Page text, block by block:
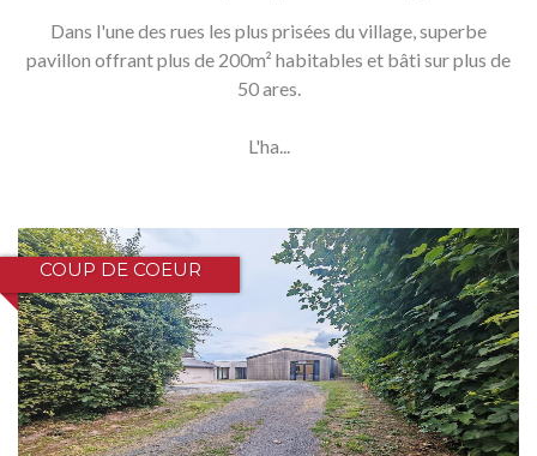
Dans l'une des rues les plus prisées du village, superbe
pavillon offrant plus de 200m² habitables et bâti sur plus de
50 ares.
L'ha...
COUP DE COEUR